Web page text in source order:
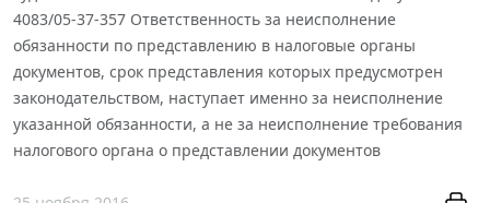
4083/05-37-357 Ответственность за неисполнение
обязанности по представлению в налоговые органы
документов, срок представления которых предусмотрен
законодательством, наступает именно за неисполнение
указанной обязанности, а не за неисполнение требования
налогового органа о представлении документов